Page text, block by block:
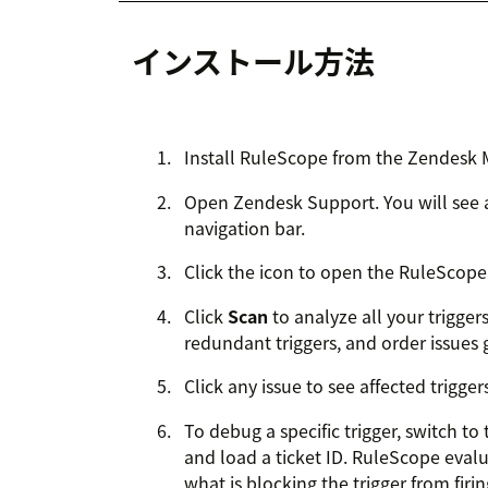
インストール方法
Install RuleScope from the Zendesk
Open Zendesk Support. You will
navigation bar.
Click the icon to open the
Click Scan to analyze all your
redundant triggers, and order issues
Click any issue to see affected
To debug a specific trigger, switch
and load a ticket ID. RuleScope